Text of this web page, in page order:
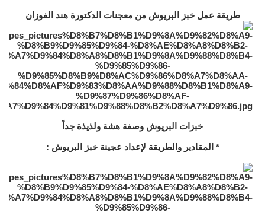
طريقة عمل خبز البريوش من معجنات الدكتورة هند الفوزان
خبزات البريوش وصفة هشة ولذيذة جداً
* المقادير والطريقة لإعداد عجينة خبز البريوش :